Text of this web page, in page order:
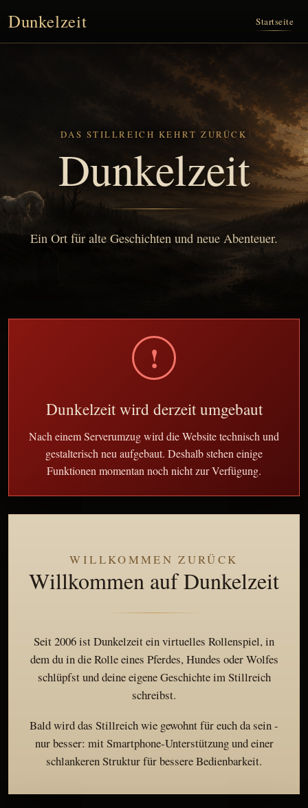
Dunkelzeit Startseite
DAS STILLREICH KEHRT ZURÜCK
Dunkelzeit
Ein Ort für alte Geschichten und neue Abenteuer.
!
Dunkelzeit wird derzeit umgebaut
Nach einem Serverumzug wird die Website technisch und
gestalterisch neu aufgebaut. Deshalb stehen einige
Funktionen momentan noch nicht zur Verfügung.
WILLKOMMEN ZURÜCK
Willkommen auf Dunkelzeit
Seit 2006 ist Dunkelzeit ein virtuelles Rollenspiel, in
dem du in die Rolle eines Pferdes, Hundes oder Wolfes
schlüpfst und deine eigene Geschichte im Stillreich
schreibst.
Bald wird das Stillreich wie gewohnt für euch da sein -
nur besser: mit Smartphone-Unterstützung und einer
schlankeren Struktur für bessere Bedienbarkeit.